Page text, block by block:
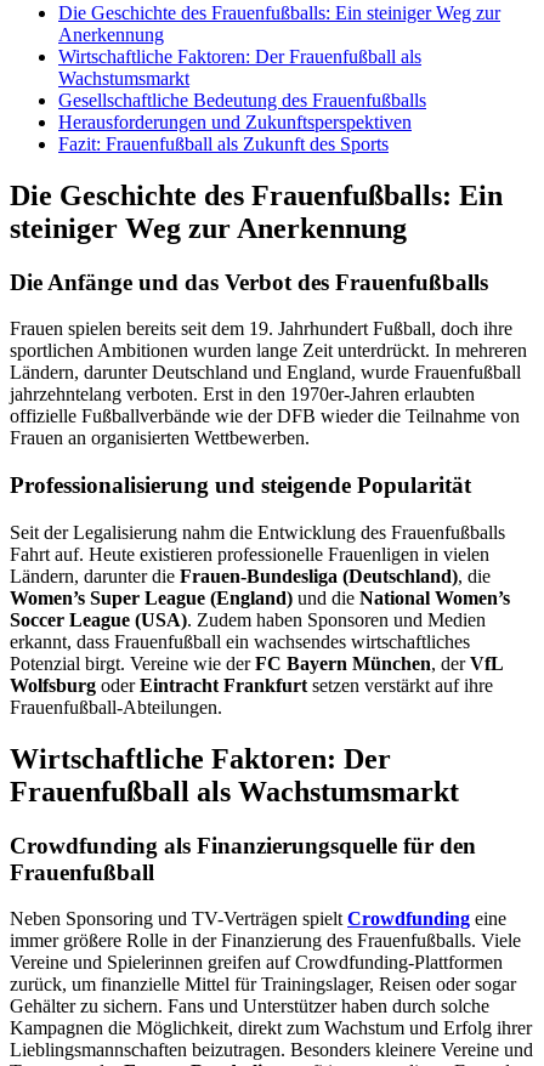
Die Geschichte des Frauenfußballs: Ein steiniger Weg zur
Anerkennung
Wirtschaftliche Faktoren: Der Frauenfußball als
Wachstumsmarkt
Gesellschaftliche Bedeutung des Frauenfußballs
Herausforderungen und Zukunftsperspektiven
Fazit: Frauenfußball als Zukunft des Sports
Die Geschichte des Frauenfußballs: Ein
steiniger Weg zur Anerkennung
Die Anfänge und das Verbot des Frauenfußballs
Frauen spielen bereits seit dem 19. Jahrhundert Fußball, doch ihre
sportlichen Ambitionen wurden lange Zeit unterdrückt. In mehreren
Ländern, darunter Deutschland und England, wurde Frauenfußball
jahrzehntelang verboten. Erst in den 1970er-Jahren erlaubten
offizielle Fußballverbände wie der DFB wieder die Teilnahme von
Frauen an organisierten Wettbewerben.
Professionalisierung und steigende Popularität
Seit der Legalisierung nahm die Entwicklung des Frauenfußballs
Fahrt auf. Heute existieren professionelle Frauenligen in vielen
Ländern, darunter die Frauen-Bundesliga (Deutschland), die
Women’s Super League (England) und die National Women’s
Soccer League (USA). Zudem haben Sponsoren und Medien
erkannt, dass Frauenfußball ein wachsendes wirtschaftliches
Potenzial birgt. Vereine wie derFC Bayern München, derVfL
Wolfsburg oderEintracht Frankfurt setzen verstärkt auf ihre
Frauenfußball-Abteilungen.
Wirtschaftliche Faktoren: Der
Frauenfußball als Wachstumsmarkt
Crowdfunding als Finanzierungsquelle für den
Frauenfußball
Neben Sponsoring und TV-Verträgen spielt Crowdfunding eine
immer größere Rolle in der Finanzierung des Frauenfußballs. Viele
Vereine und Spielerinnen greifen auf Crowdfunding-Plattformen
zurück, um finanzielle Mittel für Trainingslager, Reisen oder sogar
Gehälter zu sichern. Fans und Unterstützer haben durch solche
Kampagnen die Möglichkeit, direkt zum Wachstum und Erfolg ihrer
Lieblingsmannschaften beizutragen. Besonders kleinere Vereine und